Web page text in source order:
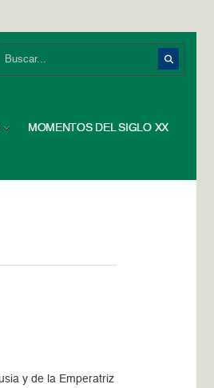
MOMENTOS DEL SIGLO XX
y de la Emperatriz